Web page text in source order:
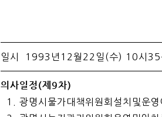
일시 1993년12월22일(수) 10시35
의사일정(제9차)
1. 광명시물가대책위원회설치및운